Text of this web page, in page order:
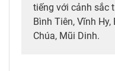
tiếng với cảnh sắc
Bình Tiên, Vĩnh
Chúa, Mũi Dinh.